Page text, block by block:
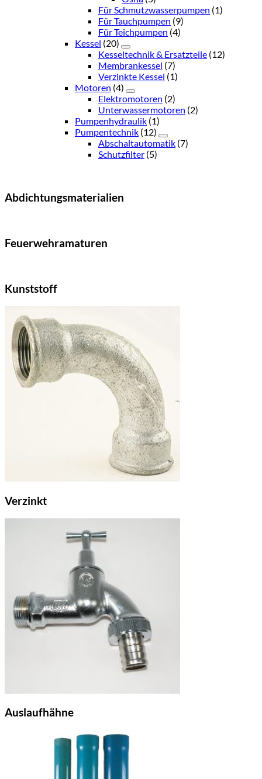
Für Schmutzwasserpumpen (1)
Für Tauchpumpen (9)
Für Teichpumpen (4)
Kessel (20)
Kesseltechnik & Ersatzteile (12)
Membrankessel (7)
Verzinkte Kessel (1)
Motoren (4)
Elektromotoren (2)
Unterwassermotoren (2)
Pumpenhydraulik (1)
Pumpentechnik (12)
Abschaltautomatik (7)
Schutzfilter (5)
Abdichtungsmaterialien
Feuerwehramaturen
Kunststoff
Verzinkt
Auslaufhähne